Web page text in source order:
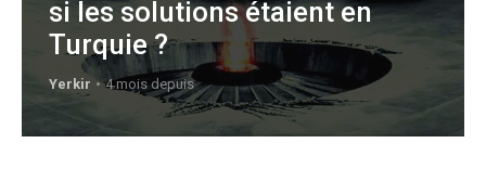
si les solutions étaient en
Turquie ?
Yerkir 4 mois depuis